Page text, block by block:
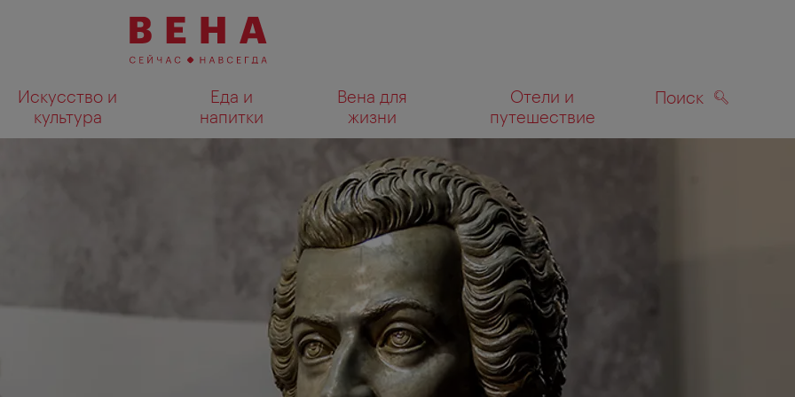
Искусство и
культура
Еда и
напитки
Вена для
жизни
Отели и
путешествие
Поиск
Показать результаты поиска на карте